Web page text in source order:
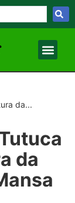
da...
da